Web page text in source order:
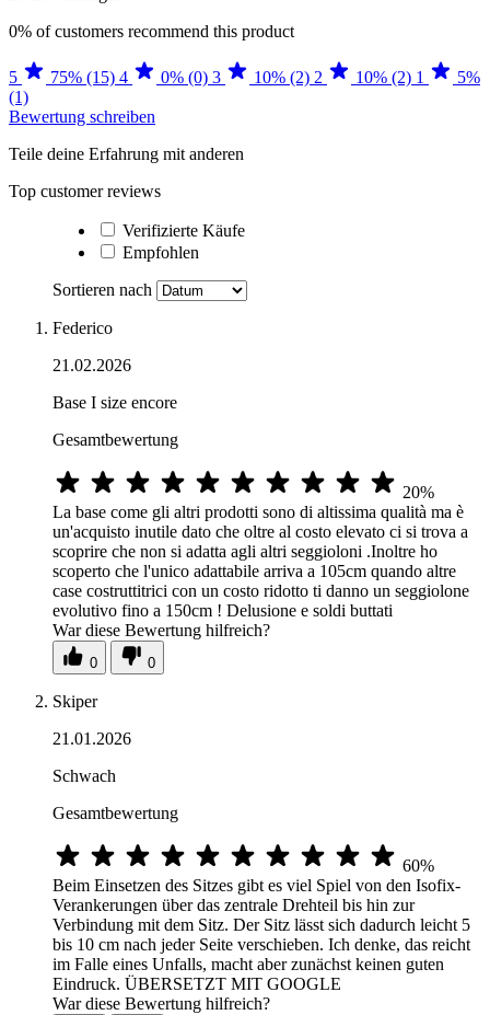
0% of customers recommend this product
5 75% (15) 4 0% (0) 3 10% (2) 2 10% (2) 1
5%
(1)
Bewertung schreiben
Teile deine Erfahrung mit anderen
Top customer reviews
Verifizierte Käufe
Empfohlen
Sortieren nach
Federico
21.02.2026
Base I size encore
Gesamtbewertung
20%
La base come gli altri prodotti sono di altissima qualità ma è
un'acquisto inutile dato che oltre al costo elevato ci si trova a
scoprire che non si adatta agli altri seggioloni .Inoltre ho
scoperto che l'unico adattabile arriva a 105cm quando altre
case costruttitrici con un costo ridotto ti danno un seggiolone
evolutivo fino a 150cm ! Delusione e soldi buttati
War diese Bewertung hilfreich?
0 0
Skiper
21.01.2026
Schwach
Gesamtbewertung
60%
Beim Einsetzen des Sitzes gibt es viel Spiel von den Isofix-
Verankerungen über das zentrale Drehteil bis hin zur
Verbindung mit dem Sitz. Der Sitz lässt sich dadurch leicht 5
bis 10 cm nach jeder Seite verschieben. Ich denke, das reicht
im Falle eines Unfalls, macht aber zunächst keinen guten
Eindruck. ÜBERSETZT MIT GOOGLE
War diese Bewertung hilfreich?